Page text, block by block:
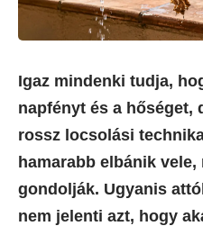
Igaz mindenki tudja,
napfényt és a hőséget,
rossz locsolási
hamarabb elbánik
gondolják. Ugyanis
nem jelenti azt, hogy